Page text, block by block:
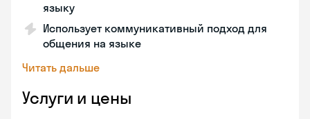
языку
Использует коммуникативный подход для
общения на языке
Читать дальше
Услуги и цены